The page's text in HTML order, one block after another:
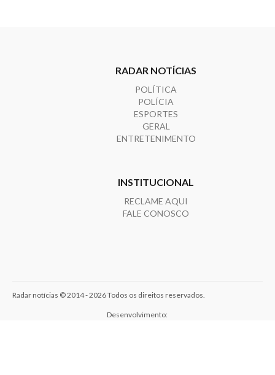
RADAR NOTÍCIAS
POLÍTICA
POLÍCIA
ESPORTES
GERAL
ENTRETENIMENTO
INSTITUCIONAL
RECLAME AQUI
FALE CONOSCO
Radar notícias © 2014 - 2026 Todos os direitos reservados.
Desenvolvimento: